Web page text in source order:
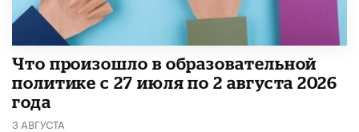
​Что произошло в образовательной
политике с 27 июля по 2 августа 2026
года
3 АВГУСТА